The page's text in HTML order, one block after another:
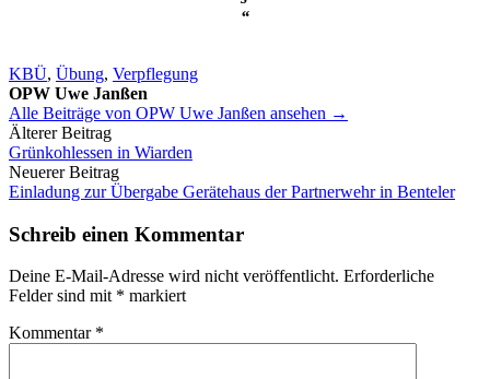
“
KBÜ, Übung, Verpflegung
OPW Uwe Janßen
Alle Beiträge von OPW Uwe Janßen ansehen →
Beitrags-
Navigation
Älterer Beitrag
Grünkohlessen in Wiarden
Neuerer Beitrag
Einladung zur Übergabe Gerätehaus der Partnerwehr in Benteler
Schreib einen Kommentar
Deine E-Mail-Adresse wird nicht veröffentlicht. Erforderliche
Felder sind mit * markiert
Kommentar *